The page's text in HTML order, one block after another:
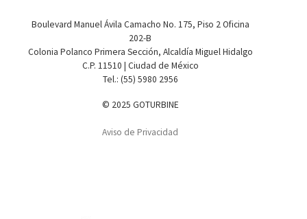
Boulevard Manuel Ávila Camacho No. 175, Piso 2 Oficina
202-B
Colonia Polanco Primera Sección, Alcaldía Miguel Hidalgo
C.P. 11510 | Ciudad de México
Tel.: (55) 5980 2956
© 2025 GOTURBINE
Aviso de Privacidad